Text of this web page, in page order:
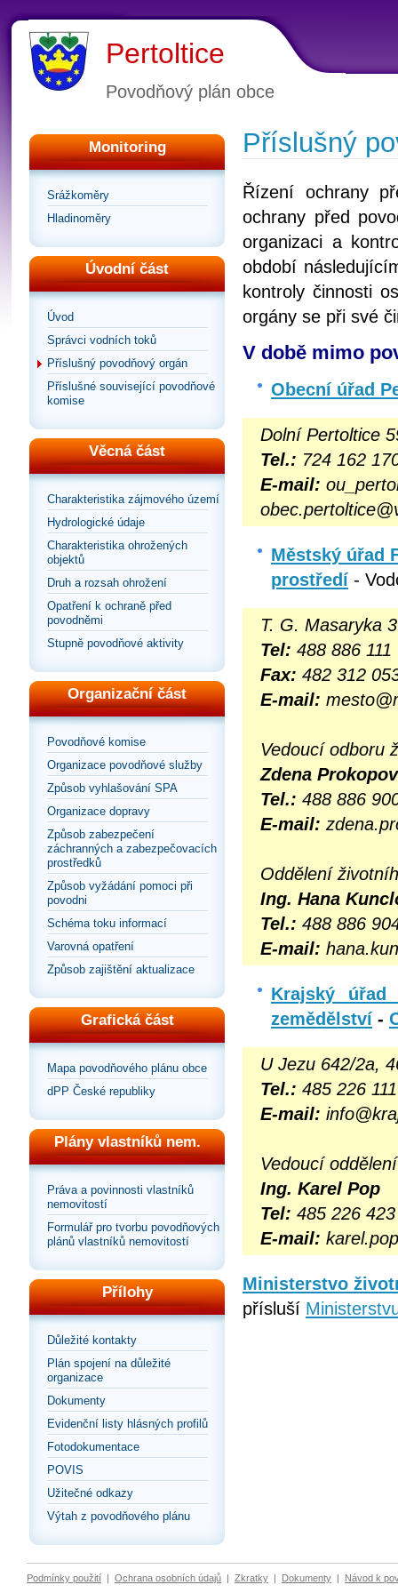
Pertoltice
Povodňový plán obce
Monitoring
Srážkoměry
Hladinoměry
Úvodní část
Úvod
Správci vodních toků
Příslušný povodňový orgán
Příslušné související povodňové
komise
Věcná část
Charakteristika zájmového území
Hydrologické údaje
Charakteristika ohrožených
objektů
Druh a rozsah ohrožení
Opatření k ochraně před
povodněmi
Stupně povodňové aktivity
Organizační část
Povodňové komise
Organizace povodňové služby
Způsob vyhlašování SPA
Organizace dopravy
Způsob zabezpečení
záchranných a zabezpečovacích
prostředků
Způsob vyžádání pomoci při
povodni
Schéma toku informací
Varovná opatření
Způsob zajištění aktualizace
Grafická část
Mapa povodňového plánu obce
dPP České republiky
Plány vlastníků nem.
Práva a povinnosti vlastníků
nemovitostí
Formulář pro tvorbu povodňových
plánů vlastníků nemovitostí
Přílohy
Důležité kontakty
Plán spojení na důležité
organizace
Dokumenty
Evidenční listy hlásných profilů
Fotodokumentace
POVIS
Užitečné odkazy
Výtah z povodňového plánu
Příslušný
Řízení ochrany
ochrany před
organizaci a
období
kontroly činnosti
orgány se při své
V době mimo
Obecní úřad
Dolní Pertoltice
Tel.: 724 162
E-mail:
Městský úřad
prostředí -
T. G. Masaryka
Tel: 488 886 111
Fax: 482 312
E-mail:
Vedoucí odboru
Zdena
Tel.: 488 886
E-mail:
Oddělení
Ing. Hana
Tel.: 488 886
E-mail:
Krajský úřad
zemědělství -
U Jezu 642/2a,
Tel.: 485 226 111
E-mail:
Vedoucí
Ing. Karel Pop
Tel: 485 226 423
E-mail:
Ministerstvo
přísluší
Podmínky použití | Ochrana osobních údajů | Zkratky | Dokumenty | Návod k